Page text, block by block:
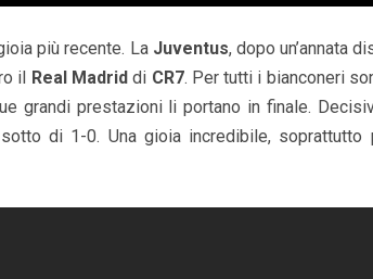
più recente. La Juventus, dopo un’annata
il Real Madriddi CR7. Per tutti i bianconeri
grandi prestazioni li portano in finale.
di 1-0. Una gioia incredibile, soprattutto